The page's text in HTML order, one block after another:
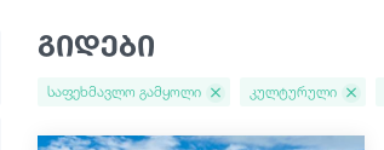
გიდები
საფეხმავლო გამყოლი კულტურული